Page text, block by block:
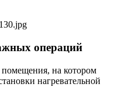
операций
на котором
нагревательной